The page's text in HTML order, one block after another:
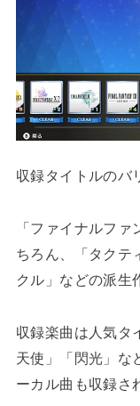
収録タイトルのバ
「ファイナルフ
ちろん、「タクテ
クル」などの派生
収録楽曲は人気タ
天使」「閃光」な
ーカル曲も収録さ